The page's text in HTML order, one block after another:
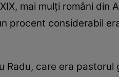
mai mulți români
procent considerabil
Radu, care era